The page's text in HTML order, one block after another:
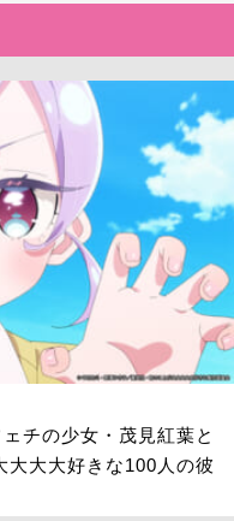
チの少女・茂見紅葉と
大大大好きな100人の彼